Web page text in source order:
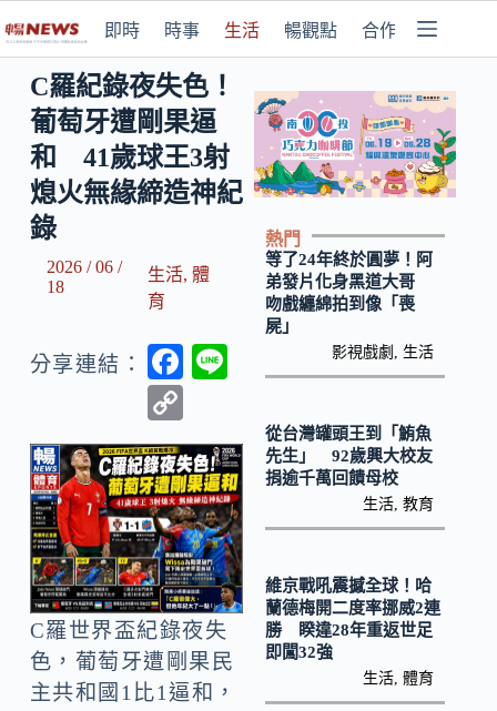
即時 時事 生活 暢觀點 合作媒體
C羅紀錄夜失色！
葡萄牙遭剛果逼
和 41歲球王3射
熄火無緣締造神紀
錄
2026 / 06 /
18
生活,體
育
分享連結：
F
b
o
o
k
o
p
y
Li
n
k
C羅世界盃紀錄夜失
色，葡萄牙遭剛果民
主共和國1比1逼和，
熱門
等了24年終於圓夢！阿
弟發片化身黑道大哥
吻戲纏綿拍到像「喪
屍」
影視戲劇 生活
從台灣罐頭王到「鮪魚
先生」 92歲興大校友
捐逾千萬回饋母校
生活 ,教育
維京戰吼震撼全球！哈
蘭德梅開二度率挪威2連
勝 睽違28年重返世足
即闖32強
生活 ,體育